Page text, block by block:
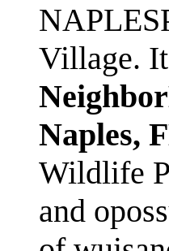
Village.
Naples,
Wildlife
and